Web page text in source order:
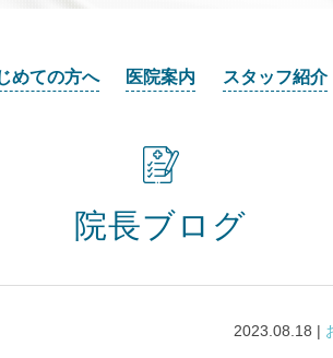
めての方へ 医院案内 スタッフ紹介
院長ブログ
2023.08.18 |